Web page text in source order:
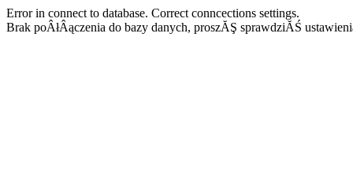
Error in connect to database. Correct conncections settings.
Brak poÂłÂączenia do bazy danych, proszĂŞ sprawdziĂŚ